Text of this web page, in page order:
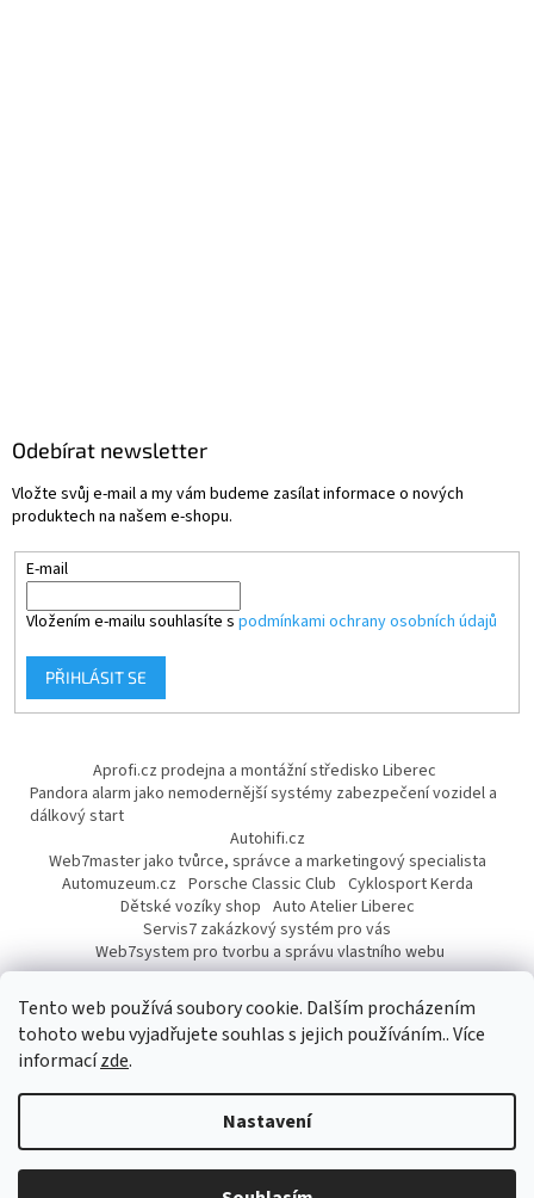
Tento web používá soubory cookie. Dalším procházením
tohoto webu vyjadřujete souhlas s jejich používáním.. Více
informacízde.
Nastavení
Odebírat newsletter
Vložte svůj e-mail a my vám budeme zasílat informace o nových
produktech na našem e-shopu.
E-mail
Vložením e-mailu souhlasíte s podmínkami ochrany osobních údajů
PŘIHLÁSIT SE
Aprofi.cz prodejna a montážní středisko Liberec
Pandora alarm jako nemodernější systémy zabezpečení vozidel a
dálkový start
Autohifi.cz
Web7master jako tvůrce, správce a marketingový specialista
Automuzeum.cz Porsche Classic Club Cyklosport Kerda
Dětské vozíky shop Auto Atelier Liberec
Servis7 zakázkový systém pro vás
Web7system pro tvorbu a správu vlastního webu
Dárek
Copyright 2026AUTOPROFI CZ. Všechna práva vyhrazena.Upravit